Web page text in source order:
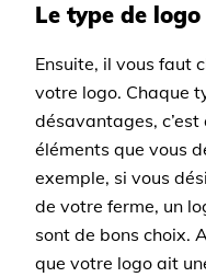
Le type de
Ensuite, il vous faut
votre logo. Chaque
désavantages,
éléments que vous
exemple, si vous
de votre ferme, un
sont de bons choix.
que votre logo ait